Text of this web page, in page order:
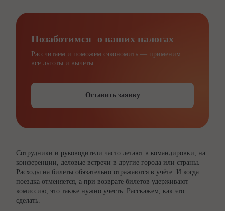
Позаботимся о ваших налогах
Рассчитаем и поможем сэкономить — применим
все льготы и вычеты
Оставить заявку
Сотрудники и руководители часто летают в командировки, на
конференции, деловые встречи в другие города или страны.
Расходы на билеты обязательно отражаются в учёте. И когда
поездка отменяется, а при возврате билетов удерживают
комиссию, это также нужно учесть. Расскажем, как это
сделать.